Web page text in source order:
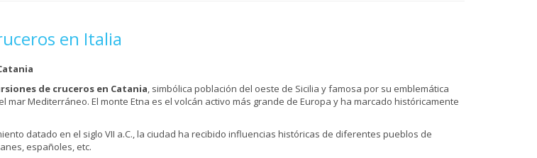
en Italia
de cruceros en Catania, simbólica población del oeste de Sicilia y famosa por su emblemática
mar Mediterráneo. El monte Etna es el volcán activo más grande de Europa y ha marcado históricamente
datado en el siglo VII a.C., la ciudad ha recibido influencias históricas de diferentes pueblos de
españoles, etc.